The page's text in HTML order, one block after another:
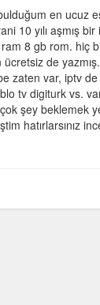
en ucuz
10 yılı aşmış
8 gb rom. hiç
de
zaten var, iptv
tv digiturk vs.
şey beklemek
hatırlarsınız